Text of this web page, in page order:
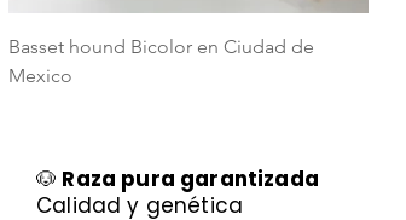
Basset hound Bicolor en Ciudad de
Mexico
🐶 Raza pura garantizada
Calidad y genética